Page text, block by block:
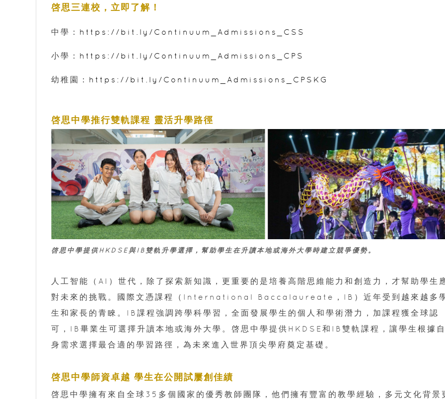
啓思三連校，立即了解！
中學： https://bit.ly/Continuum_Admissions_CSS
小學： https://bit.ly/Continuum_Admissions_CPS
幼稚園： https://bit.ly/Continuum_Admissions_CPSKG
啓思中學推行雙軌課程 靈活升學路徑
啓思中學提供HKDSE與IB雙軌升學選擇，幫助學生在升讀本地或海外大學時建立競爭優勢。
人工智能（AI）世代，除了探索新知識，更重要的是培養高階思維能力和創造力，才幫助學生
對未來的挑戰。國際文憑課程（International Baccalaureate，IB）近年受到越來越多
生和家長的青睞。IB課程強調跨學科學習，全面發展學生的個人和學術潛力，加課程獲全球認
可，IB畢業生可選擇升讀本地或海外大學。啓思中學提供HKDSE和IB雙軌課程，讓學生根據
身需求選擇最合適的學習路徑，為未來進入世界頂尖學府奠定基礎。
啓思中學師資卓越 學生在公開試屢創佳績
啓思中學擁有來自全球35多個國家的優秀教師團隊，他們擁有豐富的教學經驗，多元文化背景